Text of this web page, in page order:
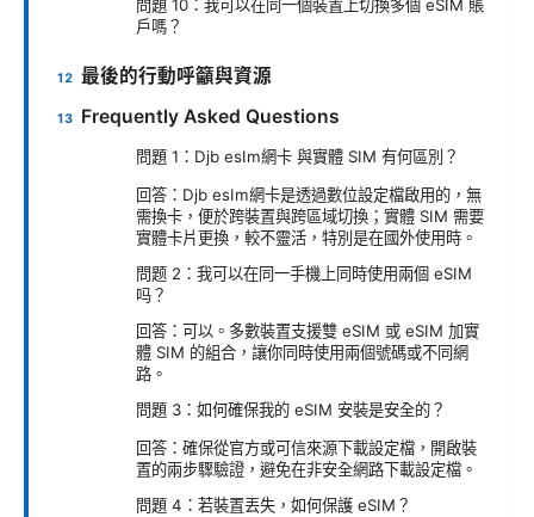
問題 10：我可以在同一個裝置上切換多個 eSIM 賬
戶嗎？
最後的行動呼籲與資源
Frequently Asked Questions
問題 1：Djb esIm網卡 與實體 SIM 有何區別？
回答：Djb esIm網卡是透過數位設定檔啟用的，無
需換卡，便於跨裝置與跨區域切換；實體 SIM 需要
實體卡片更換，較不靈活，特別是在國外使用時。
問题 2：我可以在同一手機上同時使用兩個 eSIM
吗？
回答：可以。多數裝置支援雙 eSIM 或 eSIM 加實
體 SIM 的組合，讓你同時使用兩個號碼或不同網
路。
問題 3：如何確保我的 eSIM 安裝是安全的？
回答：確保從官方或可信來源下載設定檔，開啟裝
置的兩步驟驗證，避免在非安全網路下載設定檔。
問題 4：若裝置丟失，如何保護 eSIM？